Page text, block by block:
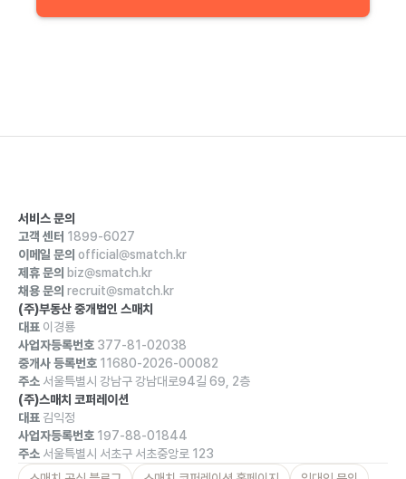
서비스 문의
고객 센터 1899-6027
이메일 문의 official@smatch.kr
제휴 문의 biz@smatch.kr
채용 문의 recruit@smatch.kr
(주)부동산 중개법인 스매치
대표 이경룡
사업자등록번호 377-81-02038
중개사 등록번호 11680-2026-00082
주소 서울특별시 강남구 강남대로94길 69, 2층
(주)스매치 코퍼레이션
대표 김익정
사업자등록번호 197-88-01844
주소 서울특별시 서초구 서초중앙로 123